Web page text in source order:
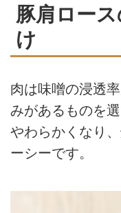
豚肩ロー
け
肉は味噌の浸透
みがあるものを
やわらかくなり
ーシーです。